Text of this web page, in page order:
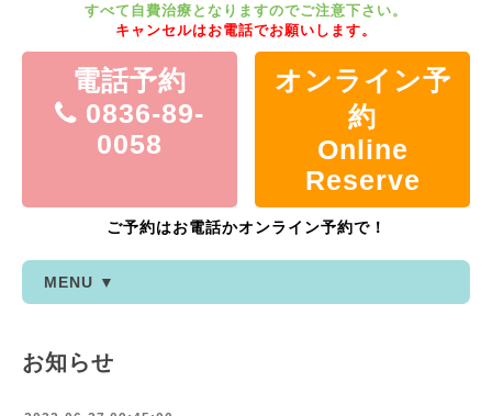
すべて自費治療となりますのでご注意下さい。
キャンセルはお電話でお願いします。
電話予約
0836-89-
0058
オンライン予
約
Online
Reserve
ご予約はお電話かオンライン予約で！
MENU ▼
お知らせ